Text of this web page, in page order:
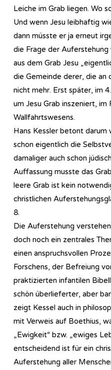
Leiche im Grab liegen. Wo
Und wenn Jesu leibhaftig
dann müsste er ja erneut
die Frage der
aus dem Grab Jesu
die Gemeinde derer, die an
nicht mehr. Erst später, im
um Jesu Grab inszeniert, im
Wallfahrtswesens.
Hans Kessler betont darum
schon eigentlich die
damaliger auch schon
Auffassung musste das
leere Grab ist kein
christlichen
8.
Die Auferstehung
doch noch ein zentrales
einen anspruchsvollen
Forschens, der Befreiung
praktizierten infantilen
schön überlieferter, aber
zeigt Kessel auch in
mit Verweis auf Boethius,
„Ewigkeit“ bzw. „ewiges
entscheidend ist für ein
Auferstehung aller